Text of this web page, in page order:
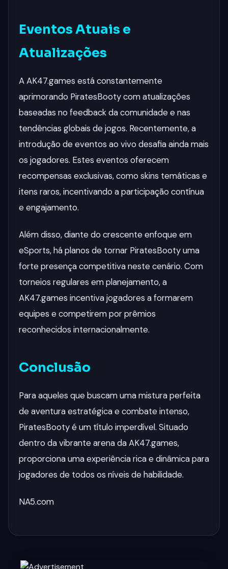
Eventos Atuais e
Atualizações
A AK47.games está constantemente
aprimorando PiratesBooty com atualizações
baseadas no feedback da comunidade e nas
tendências globais de jogos. Recentemente, a
introdução de eventos ao vivo desafia ainda mais
os jogadores. Estes eventos oferecem
recompensas exclusivas, como skins temáticas e
itens raros, incentivando a participação contínua
e engajamento.
Além disso, diante do crescente enfoque em
eSports, há planos de tornar PiratesBooty uma
forte presença competitiva neste cenário. Com
torneios regulares em planejamento, a
AK47.games incentiva jogadores a formarem
equipes e competirem por prêmios
reconhecidos internacionalmente.
Conclusão
Para aqueles que buscam uma mistura perfeita
de aventura estratégica e combate intenso,
PiratesBooty é um título imperdível. Situado
dentro da vibrante arena da AK47.games,
proporciona uma experiência rica e dinâmica para
jogadores de todos os níveis de habilidade.
NA5.com